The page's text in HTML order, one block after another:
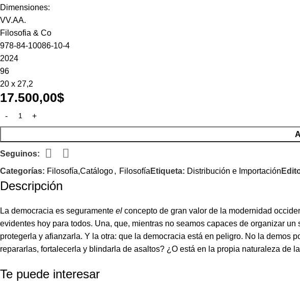
Dimensiones:
VV.AA.
Filosofia & Co
978-84-10086-10-4
2024
96
20 x 27,2
17.500,00$
Seguinos:
Categorías: Filosofía,Catálogo, Filosofía Etiqueta: Distribución e Importación
Descripción
La democracia es seguramente el concepto de gran valor de la modernidad
evidentes hoy para todos. Una, que, mientras no seamos capaces de organizar
protegerla y afianzarla. Y la otra: que la democracia está en peligro. No la demos
repararlas, fortalecerla y blindarla de asaltos? ¿O está en la propia naturaleza
Te puede interesar